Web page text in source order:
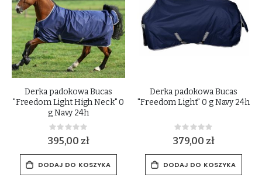
Derka padokowa Bucas
"Freedom Light High Neck" 0
g Navy 24h
Rating:
0%
395,00 zł
DODAJ DO KOSZYKA
Derka padokowa Bucas
"Freedom Light" 0 g Navy 24h
Rating:
0%
379,00 zł
DODAJ DO KOSZYKA